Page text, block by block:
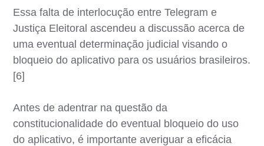
Essa falta de interlocução entre Telegram e
Justiça Eleitoral ascendeu a discussão acerca de
uma eventual determinação judicial visando o
bloqueio do aplicativo para os usuários brasileiros.
[6]
Antes de adentrar na questão da
constitucionalidade do eventual bloqueio do uso
do aplicativo, é importante averiguar a eficácia